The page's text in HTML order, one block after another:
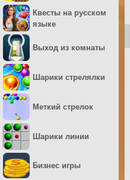
Квесты на русском
языке
Выход из комнаты
Шарики стрелялки
Меткий стрелок
Шарики линии
Бизнес игры